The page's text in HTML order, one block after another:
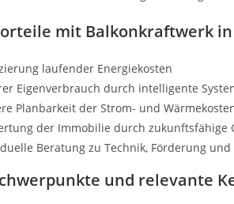
mit Balkonkraftwerk
laufender Energiekosten
Eigenverbrauch durch intelligente
Planbarkeit der Strom- und
der Immobilie durch zukunftsfähige
Beratung zu Technik, Förderung
und relevante